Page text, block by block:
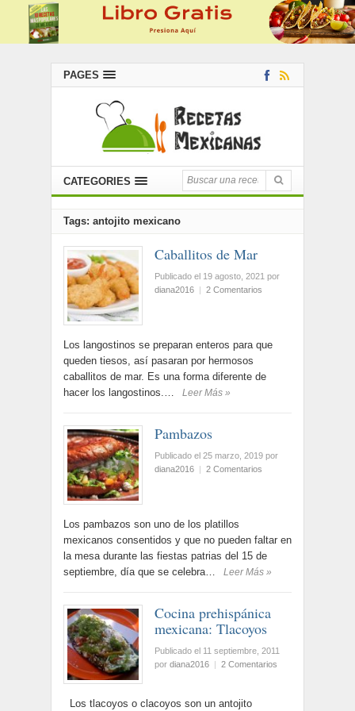
PAGES
CATEGORIES
Tags: antojito mexicano
Caballitos de Mar
Publicado el 19 agosto, 2021 por
diana2016 | 2 Comentarios
Los langostinos se preparan enteros para que
queden tiesos, así pasaran por hermosos
caballitos de mar. Es una forma diferente de
hacer los langostinos.…
Leer Más »
Pambazos
Publicado el 25 marzo, 2019 por
diana2016 | 2 Comentarios
Los pambazos son uno de los platillos
mexicanos consentidos y que no pueden faltar en
la mesa durante las fiestas patrias del 15 de
septiembre, día que se celebra…
Leer Más »
Cocina prehispánica
mexicana: Tlacoyos
Publicado el 11 septiembre, 2011
por diana2016 | 2 Comentarios
Los tlacoyos o clacoyos son un antojito